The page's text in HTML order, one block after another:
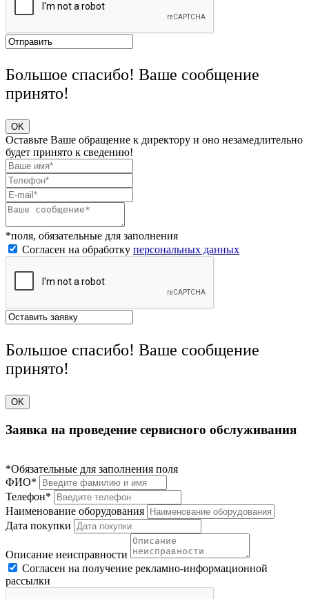
Большое спасибо! Ваше сообщение
принято!
OK
Оставьте Ваше обращение к директору и оно незамедлительно
будет принято к сведению!
*поля, обязательные для заполнения
Согласен на обработку персональных данных
Большое спасибо! Ваше сообщение
принято!
OK
Заявка на проведение сервисного обслуживания
*Обязательные для заполнения поля
ФИО*
Телефон*
Наименование оборудования
Дата покупки
Описание неисправности
Согласен на получение рекламно-информационной
рассылки